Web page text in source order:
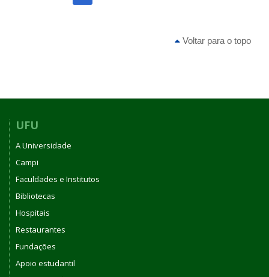
Voltar para o topo
UFU
A Universidade
Campi
Faculdades e Institutos
Bibliotecas
Hospitais
Restaurantes
Fundações
Apoio estudantil